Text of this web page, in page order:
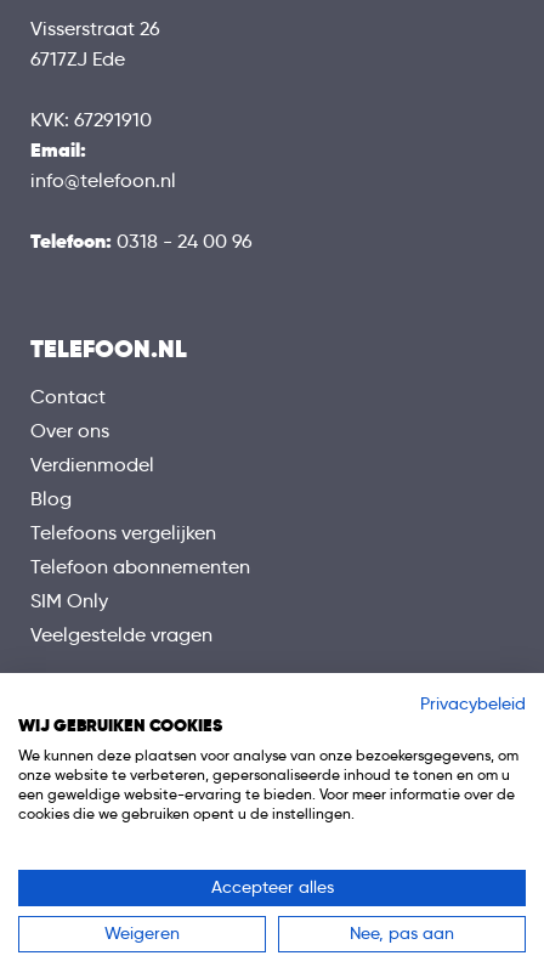
Privacybeleid
WIJ GEBRUIKEN COOKIES
We kunnen deze plaatsen voor analyse van onze bezoekersgegevens, om
onze website te verbeteren, gepersonaliseerde inhoud te tonen en om u
een geweldige website-ervaring te bieden. Voor meer informatie over de
cookies die we gebruiken opent u de instellingen.
Accepteer alles
Weigeren Nee, pas aan
Visserstraat 26
6717ZJ Ede
KVK: 67291910
Email:
info@telefoon.nl
Telefoon: 0318 - 24 00 96
TELEFOON.NL
Contact
Over ons
Verdienmodel
Blog
Telefoons vergelijken
Telefoon abonnementen
SIM Only
Veelgestelde vragen
© 2026 Telefoon.nl is onderdeel van 0318 Media B.V.
Algemene voorwaarden
Privacy Cookiebeleid Disclaimer